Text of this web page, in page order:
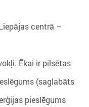
centrā –
Ēkai ir pilsētas
(saglabāts
pieslēgums